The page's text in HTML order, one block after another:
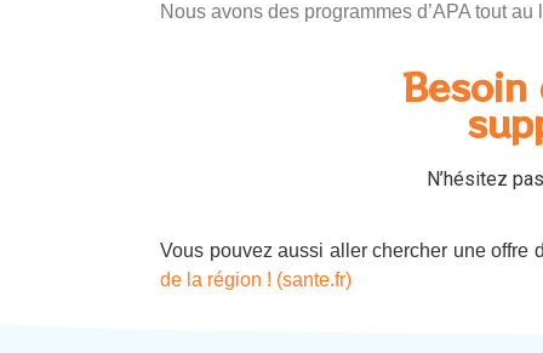
Nous avons des programmes d’APA tout
N’hésitez
Vous pouvez aussi aller chercher une
de la région ! (sante.fr)